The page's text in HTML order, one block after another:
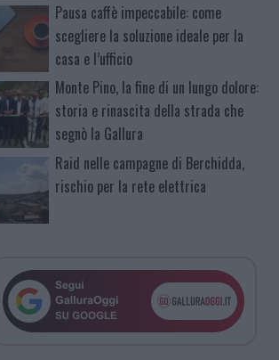
Pausa caffè impeccabile: come
scegliere la soluzione ideale per la
casa e l’ufficio
Monte Pino, la fine di un lungo dolore:
storia e rinascita della strada che
segnò la Gallura
Raid nelle campagne di Berchidda,
rischio per la rete elettrica